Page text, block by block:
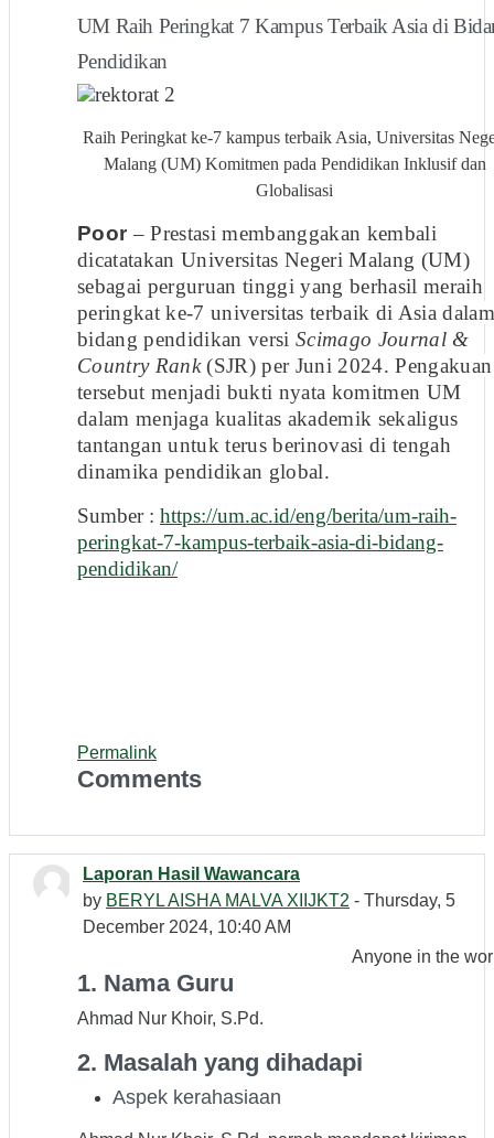
UM Raih Peringkat 7 Kampus Terbaik Asia di
Pendidikan
Raih Peringkat ke-7 kampus terbaik Asia, Universitas
Malang (UM) Komitmen pada Pendidikan Inklusif dan
Globalisasi
Poor – Prestasi membanggakan kembali
dicatatakan Universitas Negeri Malang (UM)
sebagai perguruan tinggi yang berhasil meraih
peringkat ke-7 universitas terbaik di Asia
bidang pendidikan versi Scimago Journal &
Country Rank(SJR) per Juni 2024. Pengakuan
tersebut menjadi bukti nyata komitmen UM
dalam menjaga kualitas akademik sekaligus
tantangan untuk terus berinovasi di tengah
dinamika pendidikan global.
Sumber : https://um.ac.id/eng/berita/um-raih-
peringkat-7-kampus-terbaik-asia-di-bidang-
pendidikan/
Permalink
Comments
Laporan Hasil Wawancara
by BERYL AISHA MALVA XIIJKT2 - Thursday, 5
December 2024, 10:40 AM
Anyone in the
1. Nama Guru
Ahmad Nur Khoir, S.Pd.
2. Masalah yang dihadapi
Aspek kerahasiaan